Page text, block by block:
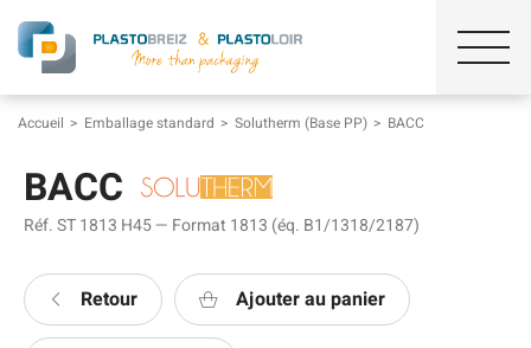
Accueil Emballage standard Solutherm (Base PP) BACC
BACC
Réf. ST 1813 H45 — Format 1813 (éq. B1/1318/2187)
Retour Ajouter au panier